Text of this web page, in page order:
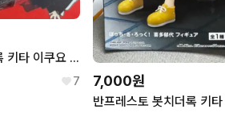
[판매] 봇치더록 키타 이쿠요 인형 누이 가챠
7 7,000원